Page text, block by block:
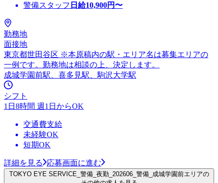
警備スタッフ 日給10,900円〜
勤務地
面接地
東京都世田谷区 ※本原稿内の駅・エリア名は募集エリアの
一例です。勤務地は相談の上、決定します。
成城学園前駅、喜多見駅、駒沢大学駅
シフト
1日8時間 週1日からOK
交通費支給
未経験OK
短期OK
詳細を見る 応募画面に進む
TOKYO EYE SERVICE_警備_夜勤_202606_警備_成城学園前エリアの